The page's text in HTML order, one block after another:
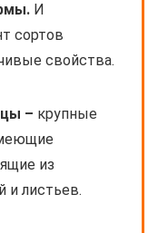
И
сортов
свойства.
– крупные
из
и листьев.